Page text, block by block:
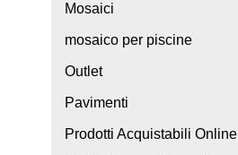
Mosaici
mosaico per piscine
Outlet
Pavimenti
Prodotti Acquistabili Online